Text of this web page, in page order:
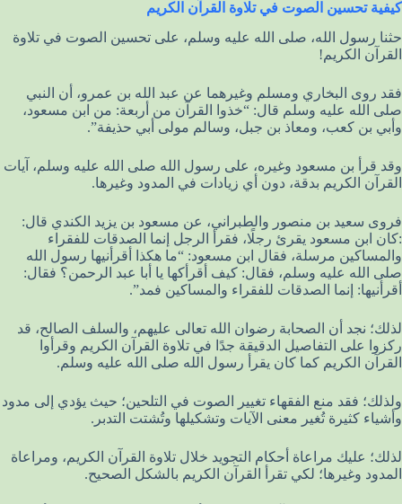
كيفية تحسين الصوت في تلاوة القرآن الكريم
حثنا رسول الله، صلى الله عليه وسلم، على تحسين الصوت في تلاوة
القرآن الكريم!
فقد روى البخاري ومسلم وغيرهما عن عبد الله بن عمرو، أن النبي
صلى الله عليه وسلم قال: “خذوا القرآن من أربعة: من ابن مسعود،
وأبي بن كعب، ومعاذ بن جبل، وسالم مولى أبي حذيفة”.
وقد قرأ بن مسعود وغيره، على رسول الله صلى الله عليه وسلم، آيات
القرآن الكريم بدقة، دون أي زيادات في المدود وغيرها.
فروى سعيد بن منصور والطبراني، عن مسعود بن يزيد الكندي قال:
:كان ابن مسعود يقرئ رجلًا، فقرأ الرجل إنما الصدقات للفقراء
والمساكين مرسلة، فقال ابن مسعود: “ما هكذا أقرأنيها رسول الله
صلى الله عليه وسلم، فقال: كيف أقرأكها يا أبا عبد الرحمن؟ فقال:
أقرأنيها: إنما الصدقات للفقراء والمساكين فمد”.
لذلك؛ نجد أن الصحابة رضوان الله تعالى عليهم، والسلف الصالح، قد
ركزوا على التفاصيل الدقيقة جدًا في تلاوة القرآن الكريم وقرأوا
القرآن الكريم كما كان يقرأ رسول الله صلى الله عليه وسلم.
ولذلك؛ فقد منع الفقهاء تغيير الصوت في التلحين؛ حيث يؤدي إلى مدود
وأشياء كثيرة تُغير معنى الآيات وتشكيلها وتُشتت التدبر.
لذلك؛ عليك مراعاة أحكام التجويد خلال تلاوة القرآن الكريم، ومراعاة
المدود وغيرها؛ لكي تقرأ القرآن الكريم بالشكل الصحيح.